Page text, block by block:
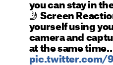
you can stay in
🤳 Screen
yourself using
camera and
at the same
pic.twitter.com/